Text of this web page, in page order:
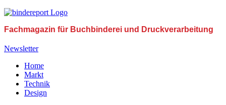
Fachmagazin für Buchbinderei und Druckverarbeitung
Newsletter
Home
Markt
Technik
Design